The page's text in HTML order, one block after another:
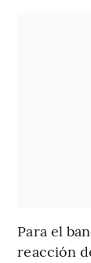
Para el
reacción